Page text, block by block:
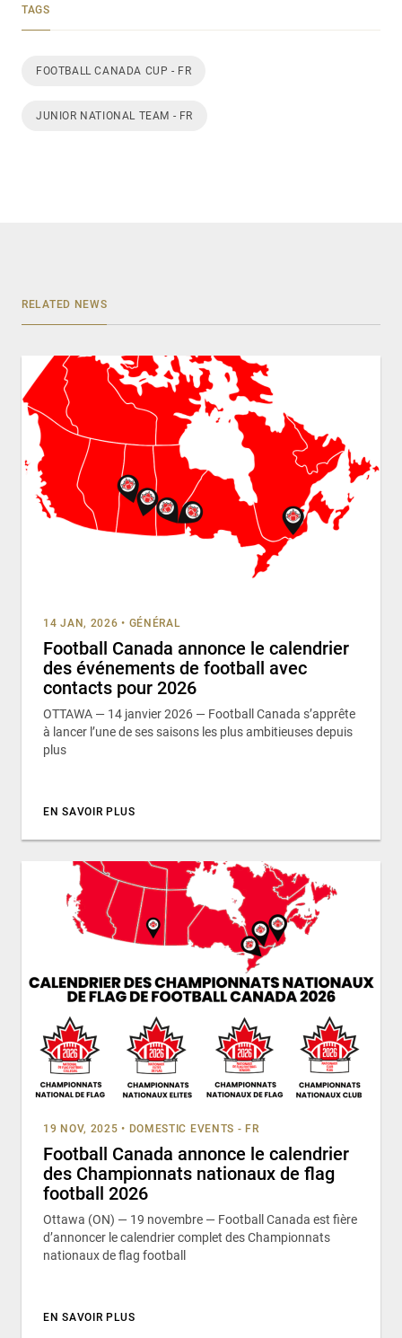
TAGS
FOOTBALL CANADA CUP - FR
JUNIOR NATIONAL TEAM - FR
RELATED NEWS
14 JAN, 2026 • GÉNÉRAL
Football Canada annonce le calendrier
des événements de football avec
contacts pour 2026
OTTAWA — 14 janvier 2026 — Football Canada s’apprête
à lancer l’une de ses saisons les plus ambitieuses depuis
plus
EN SAVOIR PLUS
19 NOV, 2025 • DOMESTIC EVENTS - FR
Football Canada annonce le calendrier
des Championnats nationaux de flag
football 2026
Ottawa (ON) — 19 novembre — Football Canada est fière
d’annoncer le calendrier complet des Championnats
nationaux de flag football
EN SAVOIR PLUS